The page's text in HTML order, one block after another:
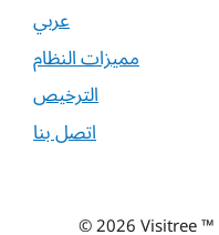
عربي
مميزات النظام
الترخيص
اتصل بنا
© 2026 Visitree ™